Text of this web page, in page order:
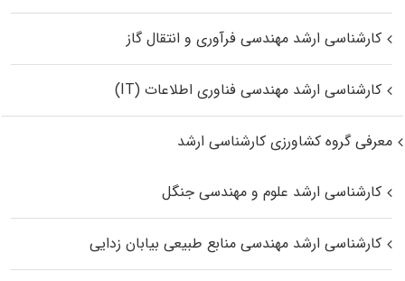
کارشناسی ارشد مهندسی فرآوری و انتقال گاز
کارشناسی ارشد مهندسی فناوری اطلاعات (IT)
معرفی گروه کشاورزی کارشناسی ارشد
کارشناسی ارشد علوم و مهندسی جنگل
کارشناسی ارشد مهندسی منابع طبیعی بیابان زدایی